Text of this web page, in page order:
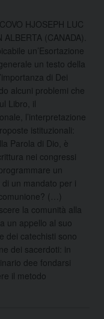
HJOSEPH LUC
(CANADA).
un’Esortazione
un testo della
di Dei
alcuni problemi che
Libro, il
l’interpretazione
istituzionali:
Parola di Dio, è
nei congressi
un
un mandato per i
(…)
la comunità alla
un appello al suo
dei catechisti sono
dei sacerdoti: in
dee fondarsi
il metodo